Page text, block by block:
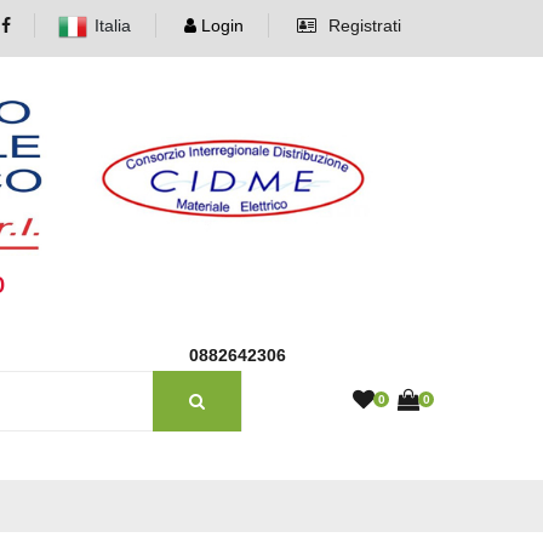
Italia Login Registrati
0882642306
0 0